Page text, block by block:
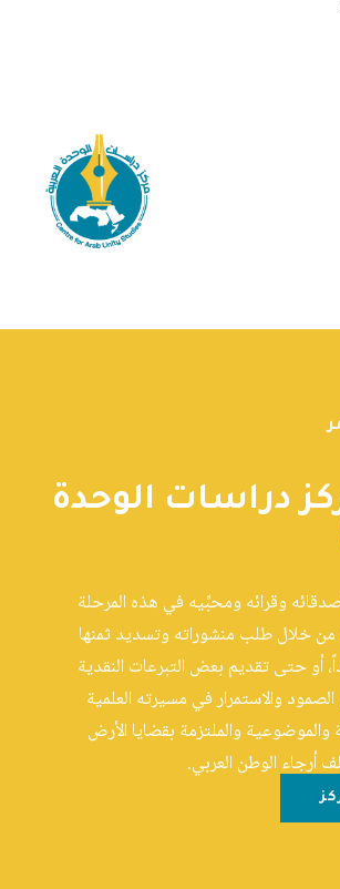
دراسات الوحدة
وقرائه ومحبِّيه في هذه المرحلة
من خلال طلب منشوراته وتسديد ثمنها
أو حتى تقديم بعض التبرعات النقدية
والاستمرار في مسيرته العلمية
والموضوعية والملتزمة بقضايا الأرض
أرجاء الوطن العربي.